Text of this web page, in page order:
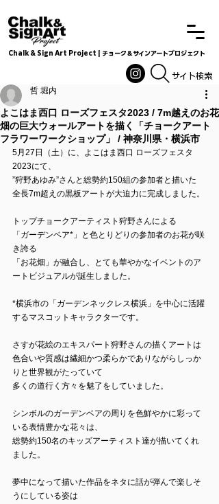
Chalk & Sign Art Project | チョーク＆サインアートプロジェクト
​​​サイト検索
よこはま西口 ローズフェスタ2023 / 7m越えのお花
畑の巨大ウォールアートを描く「チョークアート
フラワーワークショップ」 / 神奈川県・横浜市
哲 堀内
5月27日（土）に、よこはま西口 ローズフェスタ
2023にて、
”狩野あゆみ”さんと総勢約150組の参加者と描いた
全長7m超えの黒板アートが大迫力に完成しました。
トップチョークアーティスト狩野さんによる
「ガーデンベア*」と色とりどりの参加者のお花が咲
き誇る
「お花畑」が融合し、とても華やかなイベントのア
ートビジュアルが誕生しました。
*横浜市の「ガーデンネックレス横浜」を中心に活躍
するマスコットキャラクターです。
さすが花絵のエキスパート狩野さんの描くアートは
色合いや質感は繊細かつ柔らかでありながらしっか
りと世界観がたっていて
多くの道行く方々を魅了をしていました。
シンボルのガーデンベアの周りを色鮮やかに彩って
いる表情豊かな花々は、
総勢約150名のキッズアーティスト達が描いてくれ
ました。
夢中になって描いた作品をネタに話が弾んで楽しそ
うにしている姿は